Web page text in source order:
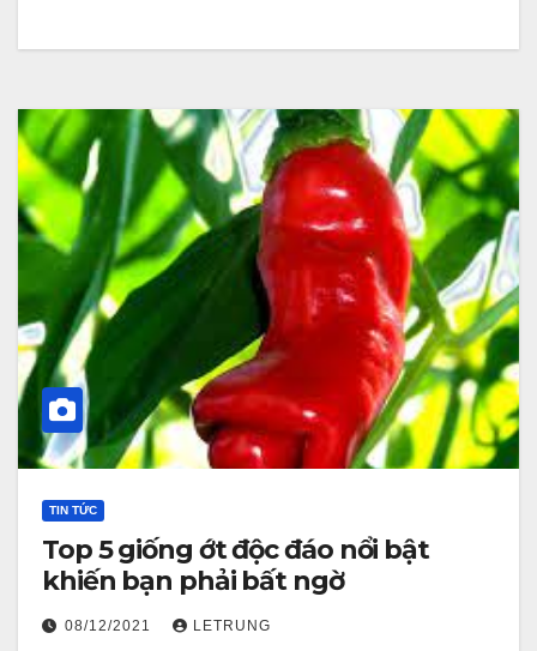
TIN TỨC
Top 5 giống ớt độc đáo nổi bật
khiến bạn phải bất ngờ
08/12/2021 LETRUNG